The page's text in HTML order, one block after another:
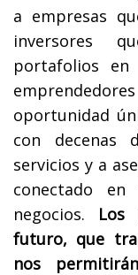
a empresas
inversores
portafolios
oportunidad
con decenas
servicios y a
conectado
negocios. Los
futuro, que
nos